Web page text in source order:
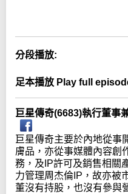
分段播放:
足本播放 Play full
巨星傳奇(6683)執行董事
巨星傳奇主要於內地從事
膚品，亦從事媒體內容創
務，及IP許可及銷售相關
力管理周杰倫IP，故亦被
董沒有持股，也沒有參與